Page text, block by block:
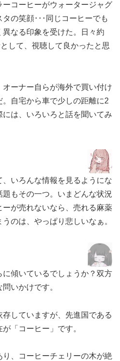
コーヒーがウォータージャグ
の笑顔･･･同じコーヒーでも
なる印象を受けた。日々約
して、視聴して良かったと思
ーナー自らが海外で買い付け
自宅から車で少しの距離に2
は、いろいろと話を聞いてみ
いろんな情報を見るようにな
もその一つ。いまどんな状況
が売れないなら、売れる麻薬
のは、やっぱり悲しいなぁ。
傾いているでしょうか？双方
いかけです。
していますが、先進国である
「コーヒー」です。
、コーヒーチェリーの木が絶